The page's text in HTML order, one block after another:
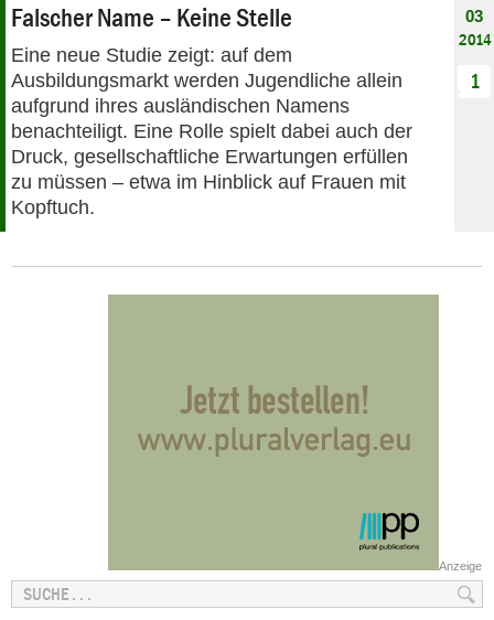
Falscher Name – Keine Stelle
Eine neue Studie zeigt: auf dem
Ausbildungsmarkt werden Jugendliche allein
aufgrund ihres ausländischen Namens
benachteiligt. Eine Rolle spielt dabei auch der
Druck, gesellschaftliche Erwartungen erfüllen
zu müssen – etwa im Hinblick auf Frauen mit
Kopftuch.
03
2014
1
Anzeige